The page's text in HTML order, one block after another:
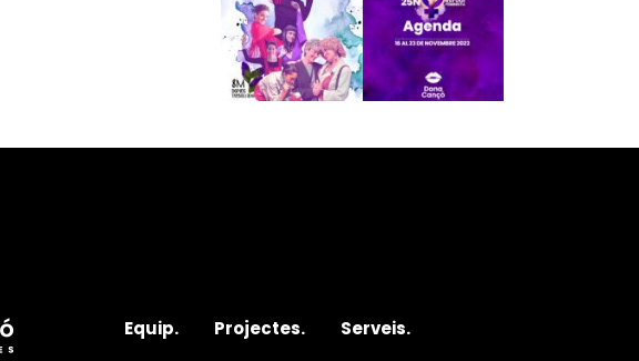
Equip. Projectes. Serveis.